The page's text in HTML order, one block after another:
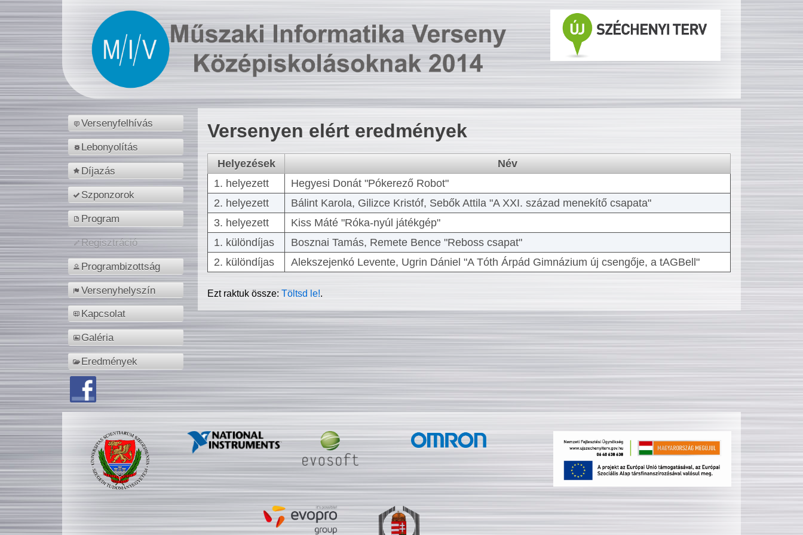
Versenyfelhívás
Lebonyolítás
Díjazás
Szponzorok
Program
Regisztráció
Programbizottság
Versenyhelyszín
Kapcsolat
Galéria
Eredmények
Versenyen elért eredmények
Helyezések
Név
1. helyezett
Hegyesi Donát "Pókerező Robot"
2. helyezett
Bálint Karola, Gilizce Kristóf, Sebők Attila "A XXI. század menekítő csapata"
3. helyezett
Kiss Máté "Róka-nyúl játékgép"
1. különdíjas
Bosznai Tamás, Remete Bence "Reboss csapat"
2. különdíjas
Alekszejenkó Levente, Ugrin Dániel "A Tóth Árpád Gimnázium új csengője, a tAGBell"
Ezt raktuk össze:Töltsd le!.